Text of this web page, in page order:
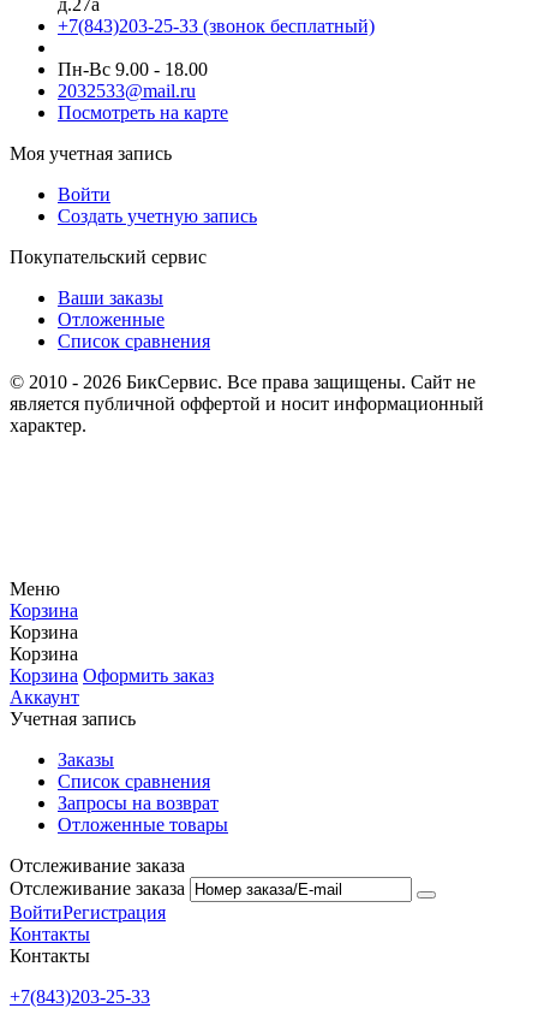
+7(843)203-25-33 (звонок бесплатный)
Пн-Вс 9.00 - 18.00
2032533@mail.ru
Посмотреть на карте
Моя учетная запись
Войти
Создать учетную запись
Покупательский сервис
Ваши заказы
Отложенные
Список сравнения
© 2010 - 2026 БикСервис. Все права защищены. Сайт не
является публичной оффертой и носит информационный
характер.
Меню
Корзина
Корзина
Корзина
Корзина Оформить заказ
Аккаунт
Учетная запись
Заказы
Список сравнения
Запросы на возврат
Отложенные товары
Отслеживание заказа
Отслеживание заказа
ВойтиРегистрация
Контакты
Контакты
+7(843)203-25-33